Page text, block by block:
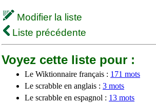
Modifier la liste
Liste précédente
Voyez cette liste pour :
Le Wiktionnaire français : 171 mots
Le scrabble en anglais : 3 mots
Le scrabble en espagnol : 13 mots